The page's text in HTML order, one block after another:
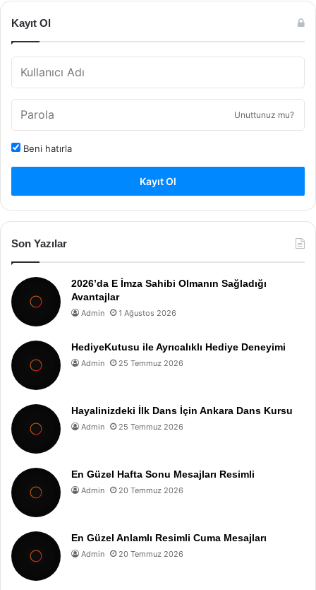
Kayıt Ol
Unuttunuz mu?
Beni hatırla
Kayıt Ol
Son Yazılar
2026’da E İmza Sahibi Olmanın Sağladığı
Avantajlar
Admin 1 Ağustos 2026
HediyeKutusu ile Ayrıcalıklı Hediye Deneyimi
Admin 25 Temmuz 2026
Hayalinizdeki İlk Dans İçin Ankara Dans Kursu
Admin 25 Temmuz 2026
En Güzel Hafta Sonu Mesajları Resimli
Admin 20 Temmuz 2026
En Güzel Anlamlı Resimli Cuma Mesajları
Admin 20 Temmuz 2026